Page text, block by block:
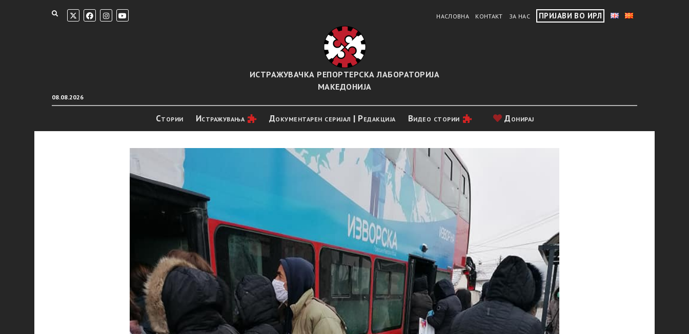
НАСЛОВНА КОНТАКТ ЗА НАС ПРИЈАВИ ВО ИРЛ
08.08.2026
ИСТРАЖУВАЧКА РЕПОРТЕРСКА ЛАБОРАТОРИЈА
МАКЕДОНИЈА
Стории Истражувањa Документарен серијал | Редакција Видео стории Донирај